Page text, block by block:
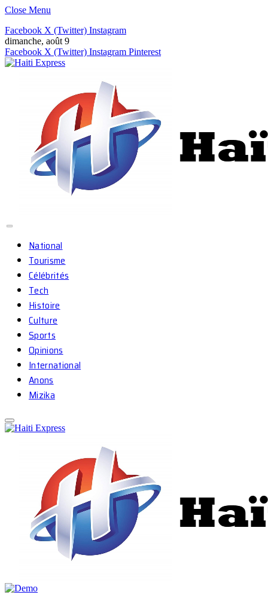
Close Menu
Facebook X (Twitter) Instagram
dimanche, août 9
Facebook X (Twitter) Instagram Pinterest
National
Tourisme
Célébrités
Tech
Histoire
Culture
Sports
Opinions
International
Anons
Mizika